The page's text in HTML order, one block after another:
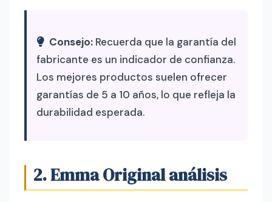
Consejo: Recuerda que la garantía del
fabricante es un indicador de confianza.
Los mejores productos suelen ofrecer
garantías de 5 a 10 años, lo que refleja la
durabilidad esperada.
2. Emma Original análisis